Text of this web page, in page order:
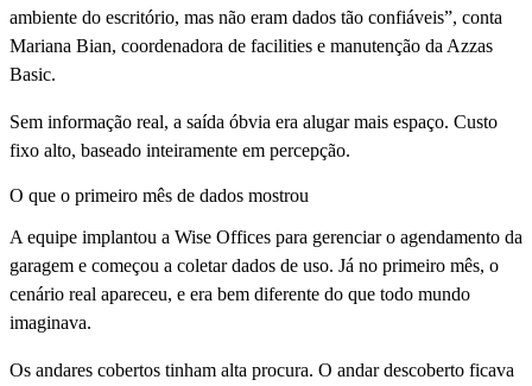
ambiente do escritório, mas não eram dados tão confiáveis”, conta
Mariana Bian, coordenadora de facilities e manutenção da Azzas
Basic.
Sem informação real, a saída óbvia era alugar mais espaço. Custo
fixo alto, baseado inteiramente em percepção.
O que o primeiro mês de dados mostrou
A equipe implantou a Wise Offices para gerenciar o agendamento da
garagem e começou a coletar dados de uso. Já no primeiro mês, o
cenário real apareceu, e era bem diferente do que todo mundo
imaginava.
Os andares cobertos tinham alta procura. O andar descoberto ficava